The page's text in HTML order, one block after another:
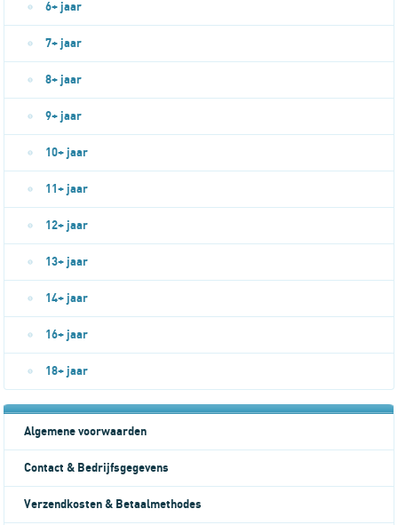
6+ jaar
7+ jaar
8+ jaar
9+ jaar
10+ jaar
11+ jaar
12+ jaar
13+ jaar
14+ jaar
16+ jaar
18+ jaar
Algemene voorwaarden
Contact & Bedrijfsgegevens
Verzendkosten & Betaalmethodes